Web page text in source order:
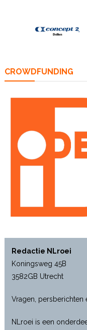
CROWDFUNDING
Redactie NLroei
Koningsweg 45B
3582GB Utrecht
Vragen, persberichten
NLroei is een